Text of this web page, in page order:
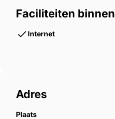
Faciliteiten binnen
Internet
Adres
Plaats